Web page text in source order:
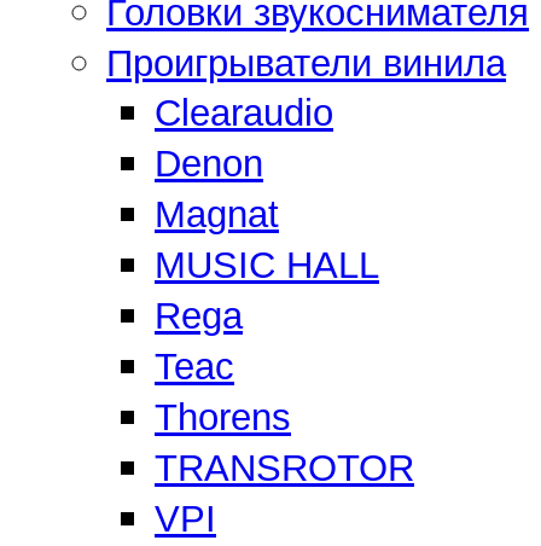
Головки звукоснимателя
Проигрыватели винила
Clearaudio
Denon
Magnat
MUSIC HALL
Rega
Teac
Thorens
TRANSROTOR
VPI